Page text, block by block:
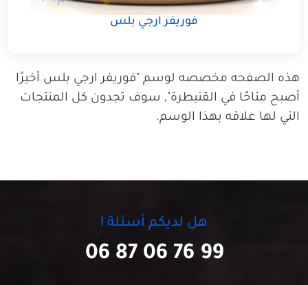
فوريفر ارجي بلس
هذه الصفحه مخصصه لوسم "فوريفر ارجي بلس أخيرًا
أصبح متاحًا في القنيطرة", سوف تجدون كل المنتجات
التي لها علاقه بهذا الوسم.
هل لديكم أسئلة !
06 87 06 76 99